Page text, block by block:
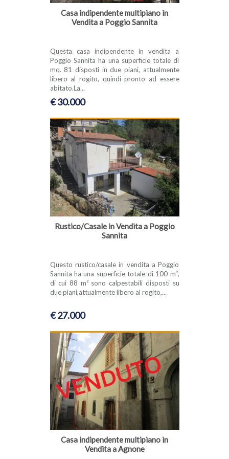
Casa indipendente multipiano in
Vendita a Poggio Sannita
Questa casa indipendente in vendita a
Poggio Sannita ha una superficie totale di
mq. 81 disposti in due piani, attualmente
libero al rogito, quindi pronto ad essere
abitato.La...
€ 30.000
Rustico/Casale in Vendita a Poggio
Sannita
Questo rustico/casale in vendita a Poggio
Sannita ha una superficie totale di 100 m²,
di cui 88 m² sono calpestabili disposti su
due piani,attualmente libero al rogito,...
€ 27.000
Casa indipendente multipiano in
Vendita a Agnone